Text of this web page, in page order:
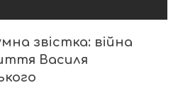
звістка: війна
Василя